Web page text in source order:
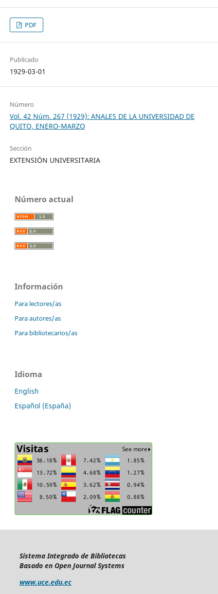
PDF
Publicado
1929-03-01
Número
Vol. 42 Núm. 267 (1929): ANALES DE LA UNIVERSIDAD DE
QUITO, ENERO-MARZO
Sección
EXTENSIÓN UNIVERSITARIA
Número actual
Información
Para lectores/as
Para autores/as
Para bibliotecarios/as
Idioma
English
Español (España)
Sistema Integrado de Bibliotecas
Basado en Open Journal Systems
www.uce.edu.ec